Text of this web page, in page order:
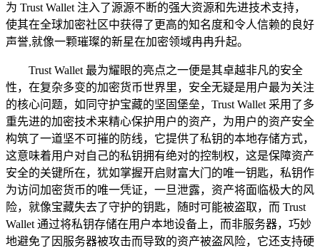
为 Trust Wallet 注入了源源不断的强大资源和先进技术支持，
使其在全球加密社区中获得了更高的知名度和令人信赖的良好
声誉,就像一颗璀璨的新星在加密领域冉冉升起。
Trust Wallet 最为耀眼的亮点之一便是其卓越非凡的安全
性，在复杂多变的加密货币世界里，安全无疑是用户最为关注
的核心问题，如同守护宝藏的坚固堡垒，Trust Wallet 采用了多
重先进的加密技术来精心保护用户的资产，为用户的资产安全
构筑了一道坚不可摧的防线，它提供了私钥的本地存储方式，
这意味着用户对自己的私钥拥有绝对的控制权，这是保障资产
安全的关键所在，犹如掌握开启财富大门的唯一钥匙，私钥作
为访问加密货币的唯一凭证，一旦泄露，资产将面临极大的风
险，就像宝藏失去了守护的钥匙，随时可能被盗取，而 Trust
Wallet 通过将私钥存储在用户本地设备上，而非服务器，巧妙
地避免了因服务器被攻击而导致的资产被盗风险，它还支持硬